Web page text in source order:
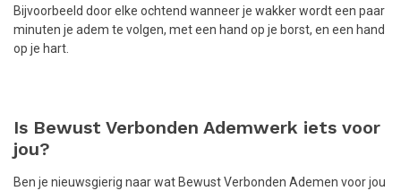
Bijvoorbeeld door elke ochtend wanneer je wakker wordt een paar
minuten je adem te volgen, met een hand op je borst, en een hand
op je hart.
Is Bewust Verbonden Ademwerk iets voor
jou?
Ben je nieuwsgierig naar wat Bewust Verbonden Ademen voor jou